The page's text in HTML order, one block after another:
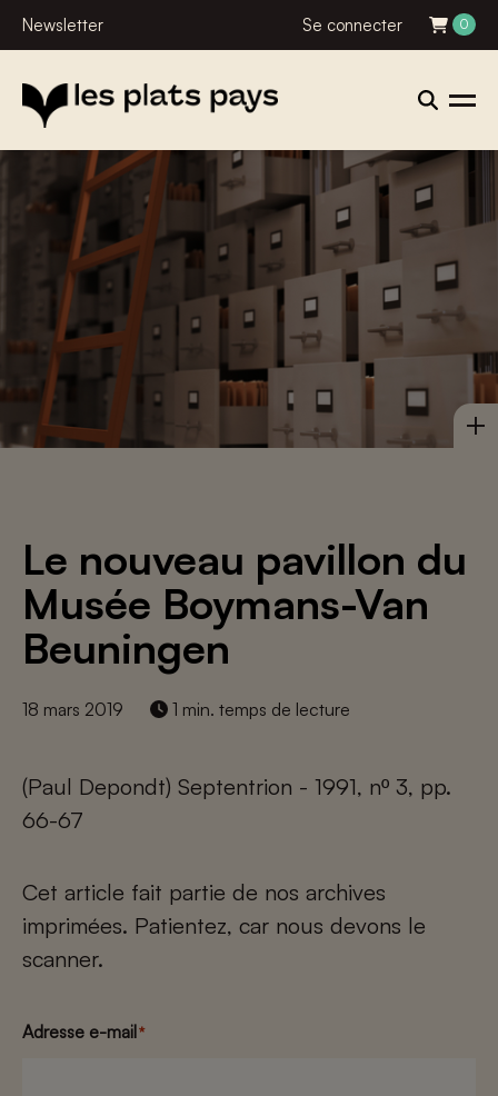
Newsletter Se connecter 0
Le nouveau pavillon du
Musée Boymans-Van
Beuningen
18 mars 2019 1 min. temps de lecture
(Paul Depondt) Septentrion - 1991, nº 3, pp.
66-67
Cet article fait partie de nos archives
imprimées. Patientez, car nous devons le
scanner.
Adresse e-mail*